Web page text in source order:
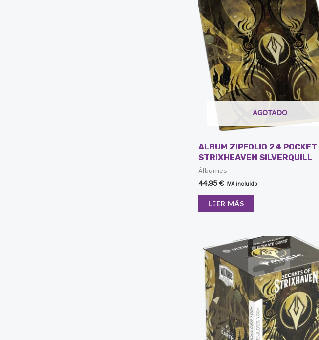
AGOTADO
ALBUM ZIPFOLIO 24 POCKET
STRIXHEAVEN SILVERQUILL
Álbumes
44,95 € IVA incluido
LEER MÁS